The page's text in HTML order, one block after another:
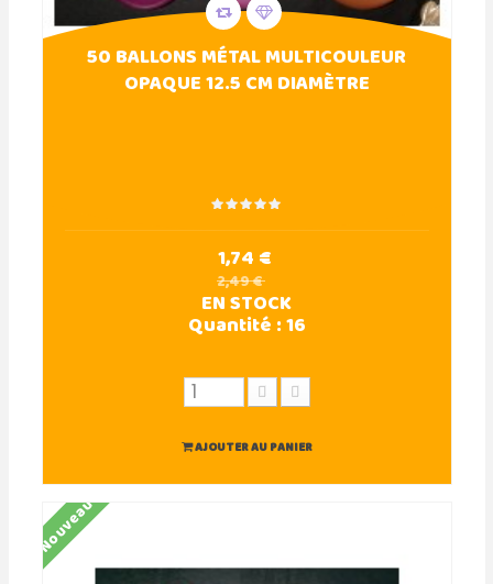
50 BALLONS MÉTAL MULTICOULEUR
OPAQUE 12.5 CM DIAMÈTRE
1,74 €
2,49 €
EN STOCK
Quantité :16
AJOUTER AU PANIER
Nouveau